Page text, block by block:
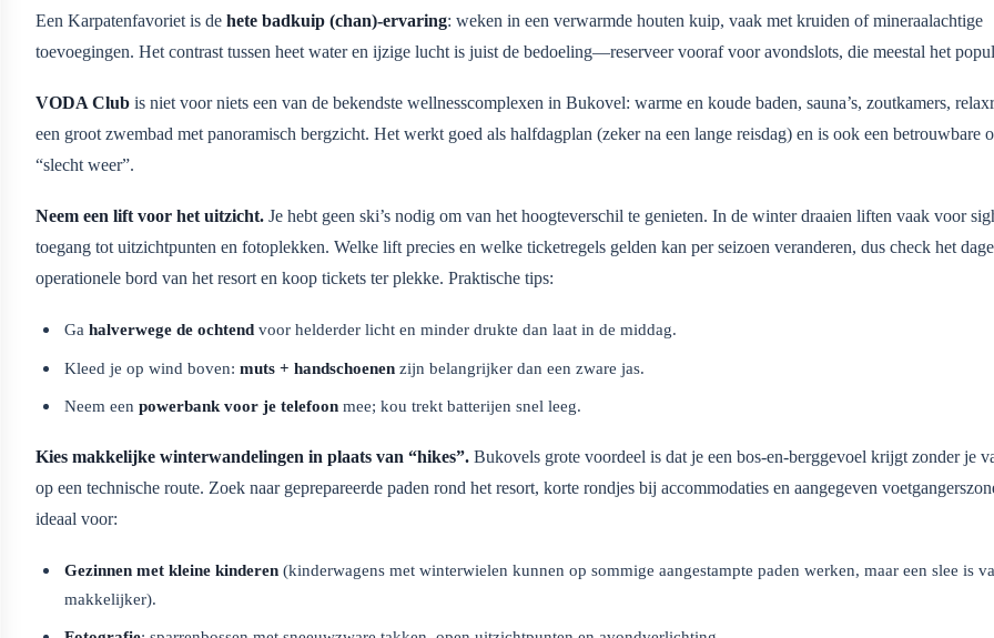
Een Karpatenfavoriet is de hete badkuip (chan)-ervaring: weken in een verwarmde houten kuip, vaak met kruiden of mineraalachtige
toevoegingen. Het contrast tussen heet water en ijzige lucht is juist de bedoeling—reserveer vooraf voor avondslots, die meestal het
VODA Club is niet voor niets een van de bekendste wellnesscomplexen in Bukovel: warme en koude baden, sauna’s, zoutkamers,
een groot zwembad met panoramisch bergzicht. Het werkt goed als halfdagplan (zeker na een lange reisdag) en is ook een betrouwbare
“slecht weer”.
Neem een lift voor het uitzicht. Je hebt geen ski’s nodig om van het hoogteverschil te genieten. In de winter draaien liften vaak voor
toegang tot uitzichtpunten en fotoplekken. Welke lift precies en welke ticketregels gelden kan per seizoen veranderen, dus check het
operationele bord van het resort en koop tickets ter plekke. Praktische tips:
Gahalverwege de ochtend voor helderder licht en minder drukte dan laat in de middag.
Kleed je op wind boven:muts + handschoenen zijn belangrijker dan een zware jas.
Neem eenpowerbank voor je telefoon mee; kou trekt batterijen snel leeg.
Kies makkelijke winterwandelingen in plaats van “hikes”. Bukovels grote voordeel is dat je een bos-en-berggevoel krijgt zonder je
op een technische route. Zoek naar geprepareerde paden rond het resort, korte rondjes bij accommodaties en aangegeven
ideaal voor:
Gezinnen met kleine kinderen (kinderwagens met winterwielen kunnen op sommige aangestampte paden werken, maar een slee is
makkelijker).